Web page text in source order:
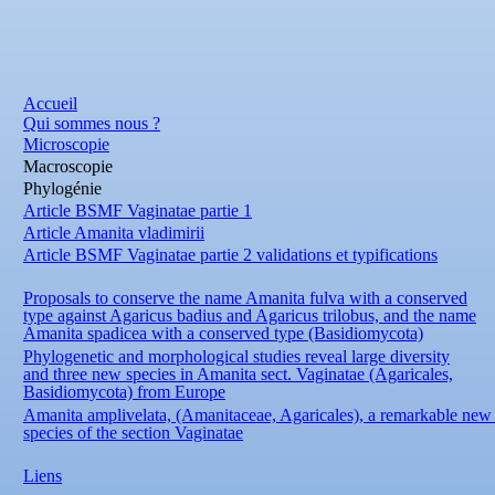
Accueil
Qui sommes nous ?
Microscopie
Macroscopie
Phylogénie
Article BSMF Vaginatae partie 1
Article Amanita vladimirii
Article BSMF Vaginatae partie 2 validations et typifications
Proposals to conserve the name Amanita fulva with a conserved
type against Agaricus badius and Agaricus trilobus, and the name
Amanita spadicea with a conserved type (Basidiomycota)
Phylogenetic and morphological studies reveal large diversity
and three new species in Amanita sect. Vaginatae (Agaricales,
Basidiomycota) from Europe
Amanita amplivelata, (Amanitaceae, Agaricales), a remarkable new
species of the section Vaginatae
Liens